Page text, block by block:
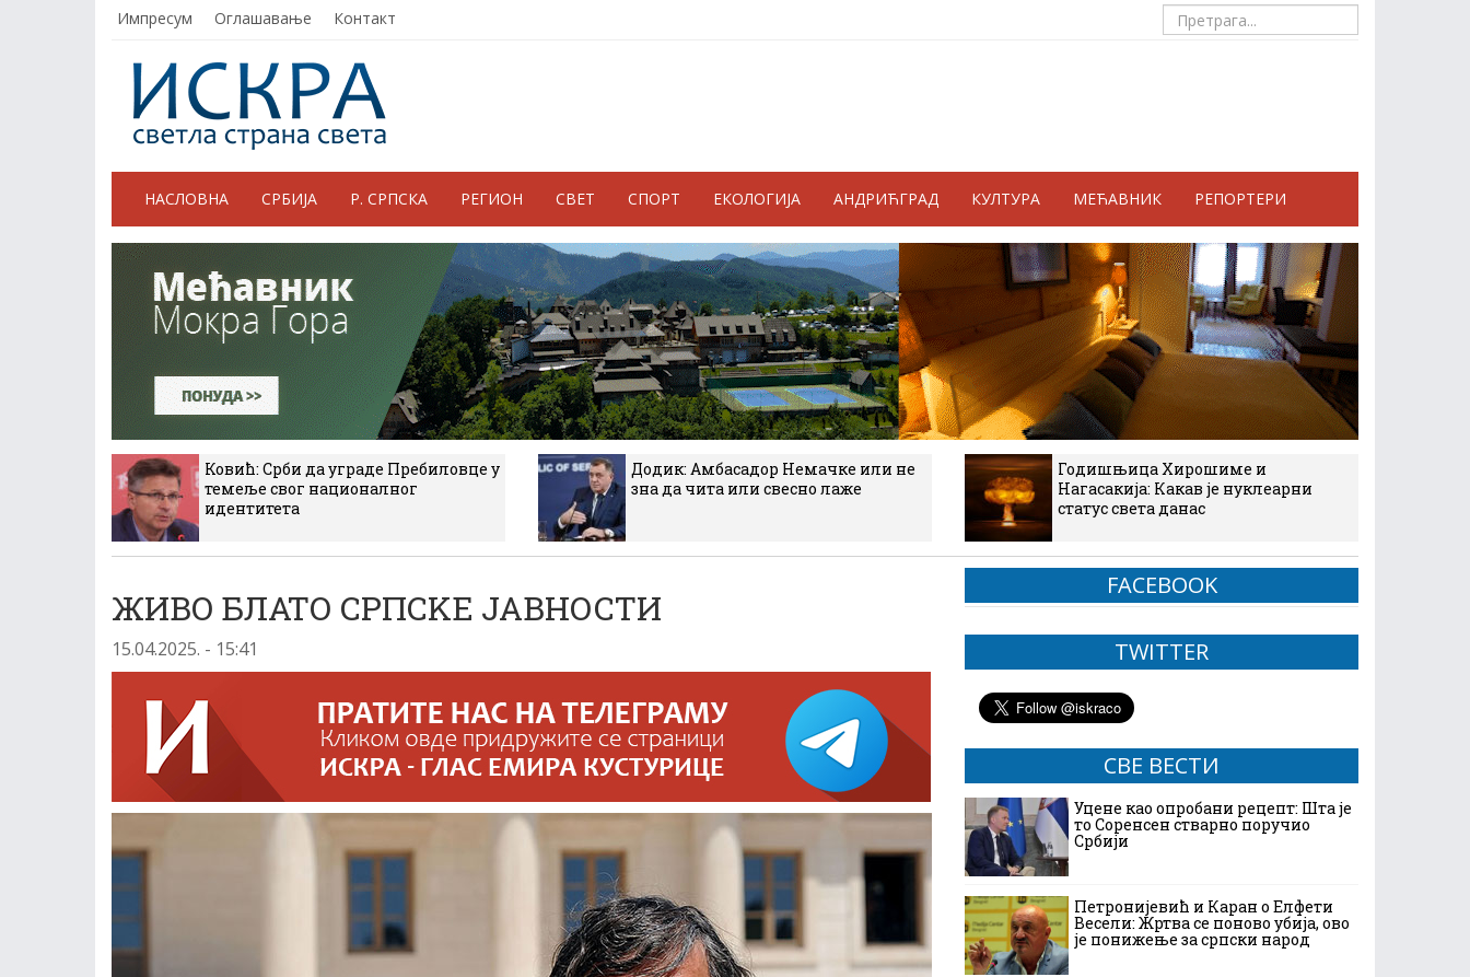
Импресум Оглашавање Контакт
НАСЛОВНА СРБИЈА Р. СРПСКА РЕГИОН СВЕТ СПОРТ ЕКОЛОГИЈА АНДРИЋГРАД КУЛТУРА МЕЋАВНИК РЕПОРТЕРИ
Ковић: Срби да уграде Пребиловце у
темеље свог националног
идентитета
Додик: Амбасадор Немачке или не
зна да чита или свесно лаже
Годишњица Хирошиме и
Нагасакија: Какав је нуклеарни
статус света данас
ЖИВО БЛАТО СРПСKЕ ЈАВНОСТИ
15.04.2025. - 15:41
FACEBOOK
TWITTER
СВЕ ВЕСТИ
Уцене као опробани рецепт: Шта је
то Соренсен стварно поручио
Србији
Петронијевић и Каран о Елфети
Весели: Жртва се поново убија, ово
је понижење за српски народ